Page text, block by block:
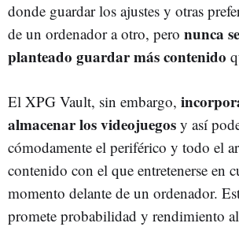
donde guardar los ajustes y otras
de un ordenador a otro, pero nunca
planteado guardar más contenido
El XPG Vault, sin embargo,
almacenar los videojuegos y así
cómodamente el periférico y todo el
contenido con el que entretenerse en
momento delante de un ordenador.
promete probabilidad y rendimiento